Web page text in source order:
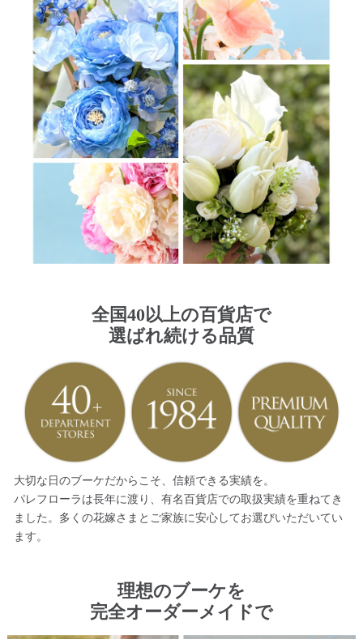
全国40以上の百貨店で
選ばれ続ける品質
大切な日のブーケだからこそ、信頼できる実績を。
パレフローラは長年に渡り、有名百貨店での取扱実績を重ねてき
ました。多くの花嫁さまとご家族に安心してお選びいただいてい
ます。
理想のブーケを
完全オーダーメイドで